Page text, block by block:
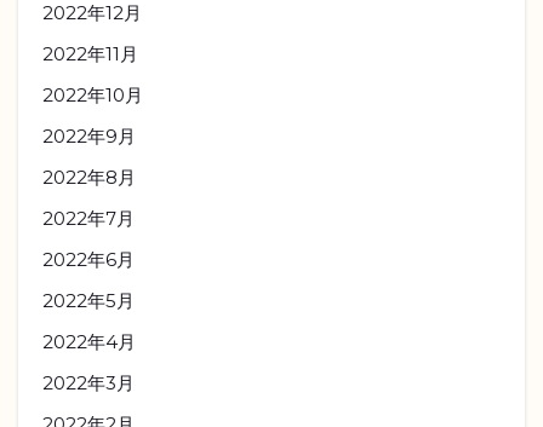
2022年12月
2022年11月
2022年10月
2022年9月
2022年8月
2022年7月
2022年6月
2022年5月
2022年4月
2022年3月